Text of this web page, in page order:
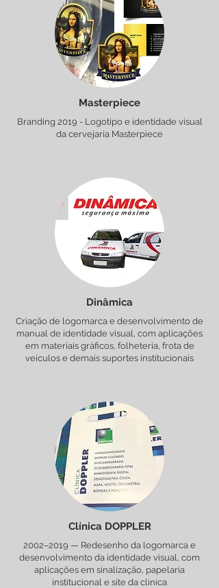
Masterpiece
Branding 2019 - Logotipo e identidade visual
da cervejaria Masterpiece
Dinâmica
Criação de logomarca e desenvolvimento de
manual de identidade visual, com aplicações
em materiais gráficos, folheteria, frota de
veículos e demais suportes institucionais
Clínica DOPPLER
2002–2019 — Redesenho da logomarca e
desenvolvimento da identidade visual, com
aplicações em sinalização, papelaria
institucional e site da clínica